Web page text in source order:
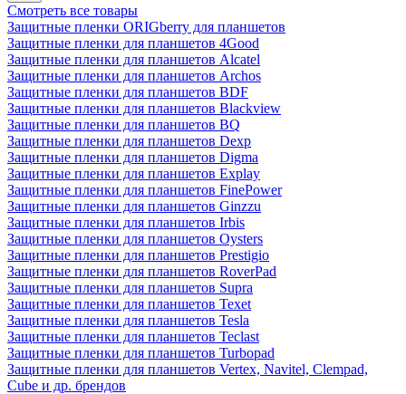
Смотреть все товары
Защитные пленки ORIGberry для планшетов
Защитные пленки для планшетов 4Good
Защитные пленки для планшетов Alcatel
Защитные пленки для планшетов Archos
Защитные пленки для планшетов BDF
Защитные пленки для планшетов Blackview
Защитные пленки для планшетов BQ
Защитные пленки для планшетов Dexp
Защитные пленки для планшетов Digma
Защитные пленки для планшетов Explay
Защитные пленки для планшетов FinePower
Защитные пленки для планшетов Ginzzu
Защитные пленки для планшетов Irbis
Защитные пленки для планшетов Oysters
Защитные пленки для планшетов Prestigio
Защитные пленки для планшетов RoverPad
Защитные пленки для планшетов Supra
Защитные пленки для планшетов Texet
Защитные пленки для планшетов Tesla
Защитные пленки для планшетов Teclast
Защитные пленки для планшетов Turbopad
Защитные пленки для планшетов Vertex, Navitel, Clempad,
Cube и др. брендов